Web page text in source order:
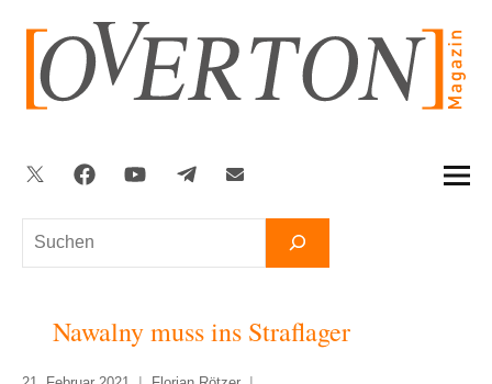
springen
Suchen
Twitter FacebookYouTubeTelegram
Nawalny muss ins Straflager